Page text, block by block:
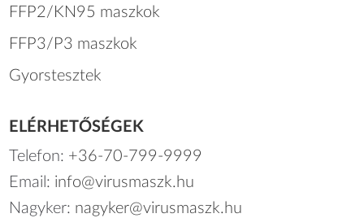
FFP2/KN95 maszkok
FFP3/P3 maszkok
Gyorstesztek
ELÉRHETŐSÉGEK
Telefon: +36-70-799-9999
Email: info@virusmaszk.hu
Nagyker: nagyker@virusmaszk.hu